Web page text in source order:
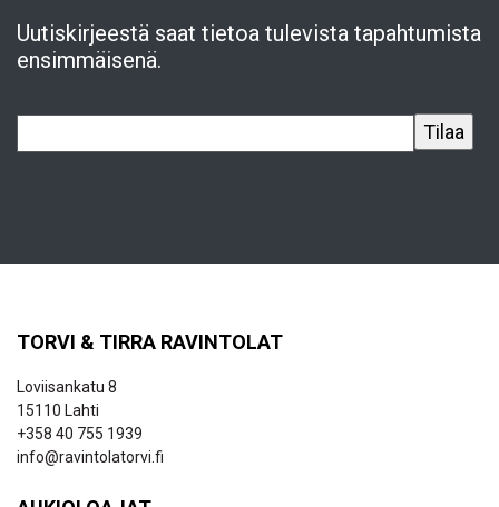
Uutiskirjeestä saat tietoa tulevista tapahtumista
ensimmäisenä.
TORVI & TIRRA RAVINTOLAT
Loviisankatu 8
15110 Lahti
+358 40 755 1939
info@ravintolatorvi.fi